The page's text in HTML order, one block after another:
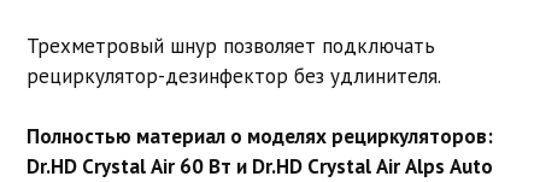
Трехметровый шнур позволяет подключать
рециркулятор-дезинфектор без удлинителя.
Полностью материал о моделях рециркуляторов:
Dr.HD Crystal Air 60 Вт и Dr.HD Crystal Air Alps Auto